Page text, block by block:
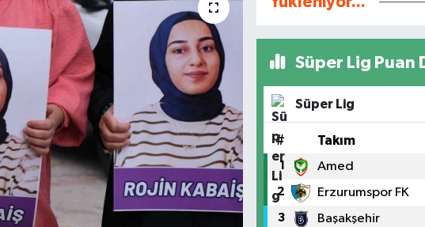
Süper Lig Puan
Süper Lig
# Takım
1 Amed
2 Erzurumspor FK
3 Başakşehir